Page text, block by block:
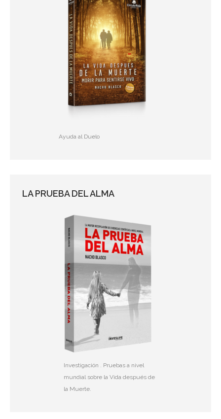
Ayuda al Duelo
LA PRUEBA DEL ALMA
Investigación . Pruebas a nivel
mundial sobre la Vida después de
la Muerte.